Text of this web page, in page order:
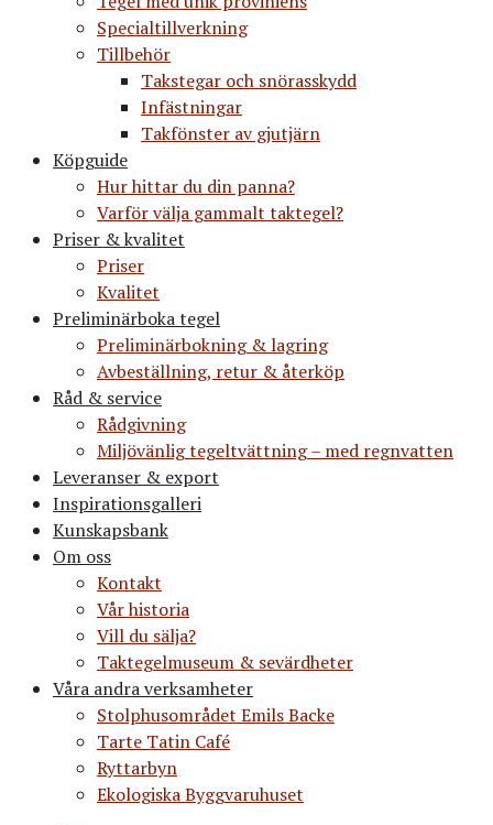
Specialtillverkning
Tillbehör
Takstegar och snörasskydd
Infästningar
Takfönster av gjutjärn
Köpguide
Hur hittar du din panna?
Varför välja gammalt taktegel?
Priser & kvalitet
Priser
Kvalitet
Preliminärboka tegel
Preliminärbokning & lagring
Avbeställning, retur & återköp
Råd & service
Rådgivning
Miljövänlig tegeltvättning – med regnvatten
Leveranser & export
Inspirationsgalleri
Kunskapsbank
Om oss
Kontakt
Vår historia
Vill du sälja?
Taktegelmuseum & sevärdheter
Våra andra verksamheter
Stolphusområdet Emils Backe
Tarte Tatin Café
Ryttarbyn
Ekologiska Byggvaruhuset